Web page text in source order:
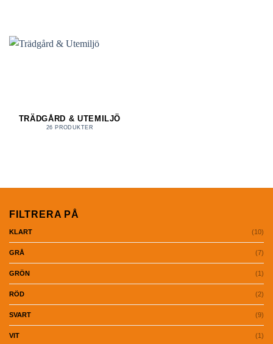
TRÄDGÅRD & UTEMILJÖ
26 PRODUKTER
FILTRERA PÅ
KLART (10)
GRÅ (7)
GRÖN (1)
RÖD (2)
SVART (9)
VIT (1)